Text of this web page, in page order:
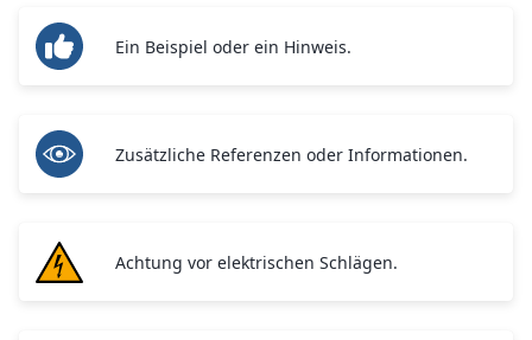
Ein Beispiel oder ein Hinweis.
Zusätzliche Referenzen oder Informationen.
Achtung vor elektrischen Schlägen.